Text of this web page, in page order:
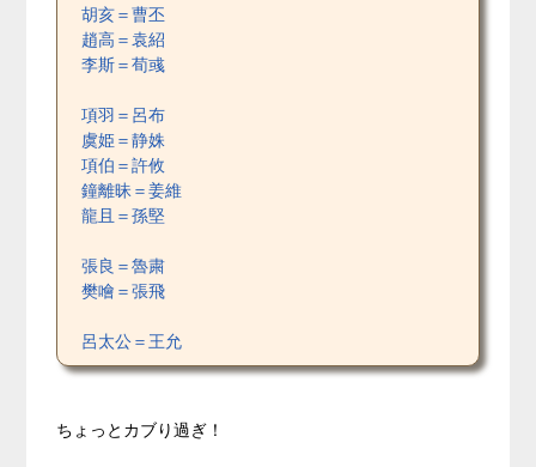
胡亥＝曹丕
趙高＝袁紹
李斯＝荀彧
項羽＝呂布
虞姫＝静姝
項伯＝許攸
鐘離昧＝姜維
龍且＝孫堅
張良＝魯粛
樊噲＝張飛
呂太公＝王允
ちょっとカブり過ぎ！